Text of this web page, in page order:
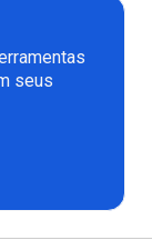
seus